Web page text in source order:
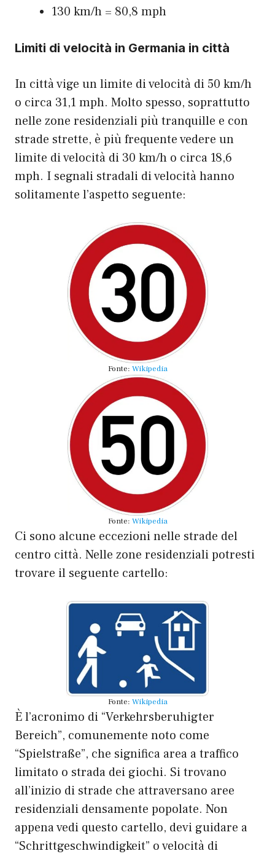
130 km/h = 80,8 mph
Limiti di velocità in Germania in città
In città vige un limite di velocità di 50 km/h
o circa 31,1 mph. Molto spesso, soprattutto
nelle zone residenziali più tranquille e con
strade strette, è più frequente vedere un
limite di velocità di 30 km/h o circa 18,6
mph. I segnali stradali di velocità hanno
solitamente l’aspetto seguente:
Fonte: Wikipedia
Fonte: Wikipedia
Ci sono alcune eccezioni nelle strade del
centro città. Nelle zone residenziali potresti
trovare il seguente cartello:
Fonte: Wikipedia
È l’acronimo di “Verkehrsberuhigter
Bereich”, comunemente noto come
“Spielstraße”, che significa area a traffico
limitato o strada dei giochi. Si trovano
all’inizio di strade che attraversano aree
residenziali densamente popolate. Non
appena vedi questo cartello, devi guidare a
“Schrittgeschwindigkeit” o velocità di